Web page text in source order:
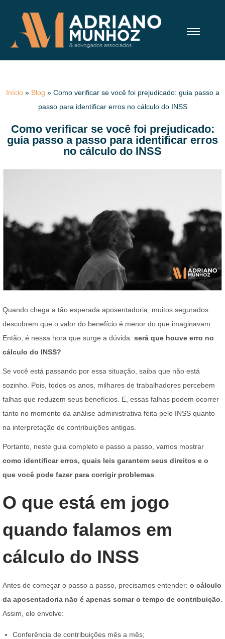
Início» Blog » Como verificar se você foi prejudicado: guia passo a
passo para identificar erros no cálculo do INSS
Como verificar se você foi prejudicado:
guia passo a passo para identificar erros
no cálculo do INSS
Quando chega a tão esperada aposentadoria, muitos segurados
descobrem que o valor do benefício é menor do que imaginavam.
Então, é nessa hora que surge a dúvida: será que houve erro no
cálculo do INSS?
Se você está passando por essa situação, saiba que não está
sozinho. Pois, todos os anos, milhares de trabalhadores percebem
falhas que reduzem seus benefícios. E, essas falhas podem ocorrer
tanto no momento da análise administrativa feita pelo INSS quanto
na interpretação de contribuições antigas.
Portanto, neste guia completo e passo a passo, vamos mostrar
como identificar erros, quais leis garantem seus direitos e o
que você pode fazer para corrigir problemas
O que está em jogo
quando falamos em
cálculo do INSS
Antes de começar o passo a passo, precisamos entender: o cálculo
da aposentadoria não é apenas somar o tempo de contribuição
Assim, ele envolve:
Conferência de contribuições mês a mês;